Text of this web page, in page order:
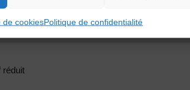
de cookiesPolitique de confidentialité
son activité pédagogique entre les
réduit